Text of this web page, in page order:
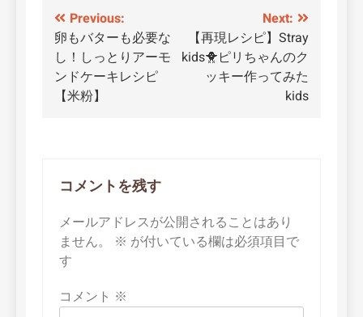
投
稿
ナ
ビ
シ
ョ
ン
Previous:
卵もバターも必要な
し！しっとりアーモ
ンドケーキレシピ
【米粉】
Next:
【再現レシピ】Stray
kids🐥ピリちゃんのク
ッキー作ってみた
kids
コメントを残す
メールアドレスが公開されることはあり
ません。
※ が付いている欄は必須項目で
す
コメント ※